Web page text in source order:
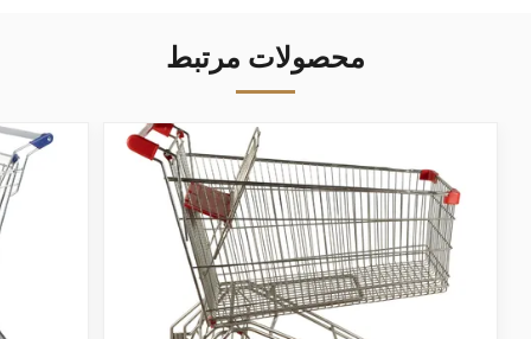
محصولات مرتبط